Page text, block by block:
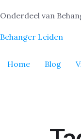
Onderdeel van
Behanger Leiden
Home Blog